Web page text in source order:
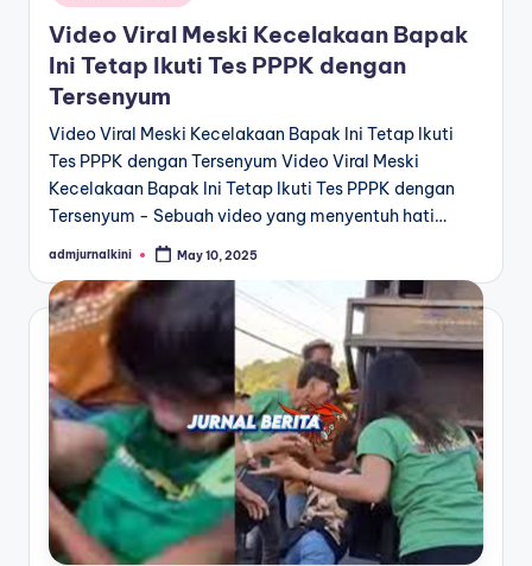
n
Video Viral Meski Kecelakaan Bapak
Ini Tetap Ikuti Tes PPPK dengan
Tersenyum
Video Viral Meski Kecelakaan Bapak Ini Tetap Ikuti
Tes PPPK dengan Tersenyum Video Viral Meski
Kecelakaan Bapak Ini Tetap Ikuti Tes PPPK dengan
Tersenyum - Sebuah video yang menyentuh hati…
Posted
admjurnalkini May 10, 2025